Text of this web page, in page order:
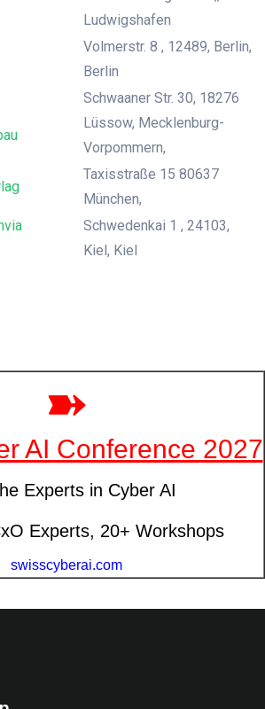
Ludwigshafen
Volmerstr. 8 , 12489, Berlin,
Berlin
Schwaaner Str. 30, 18276
Lüssow, Mecklenburg-
Vorpommern,
Taxisstraße 15 80637
München,
Schwedenkai 1 , 24103,
Kiel, Kiel